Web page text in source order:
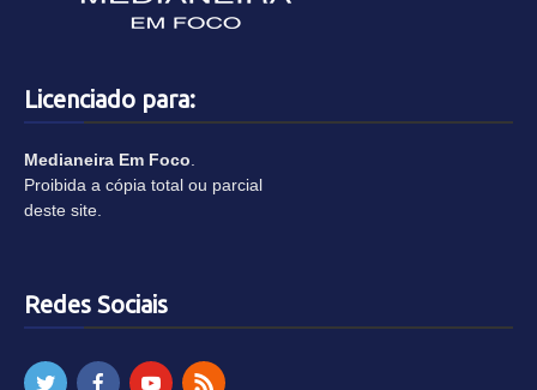
Licenciado para:
Medianeira Em Foco
Proibida a cópia total ou parcial
deste site.
Redes Sociais